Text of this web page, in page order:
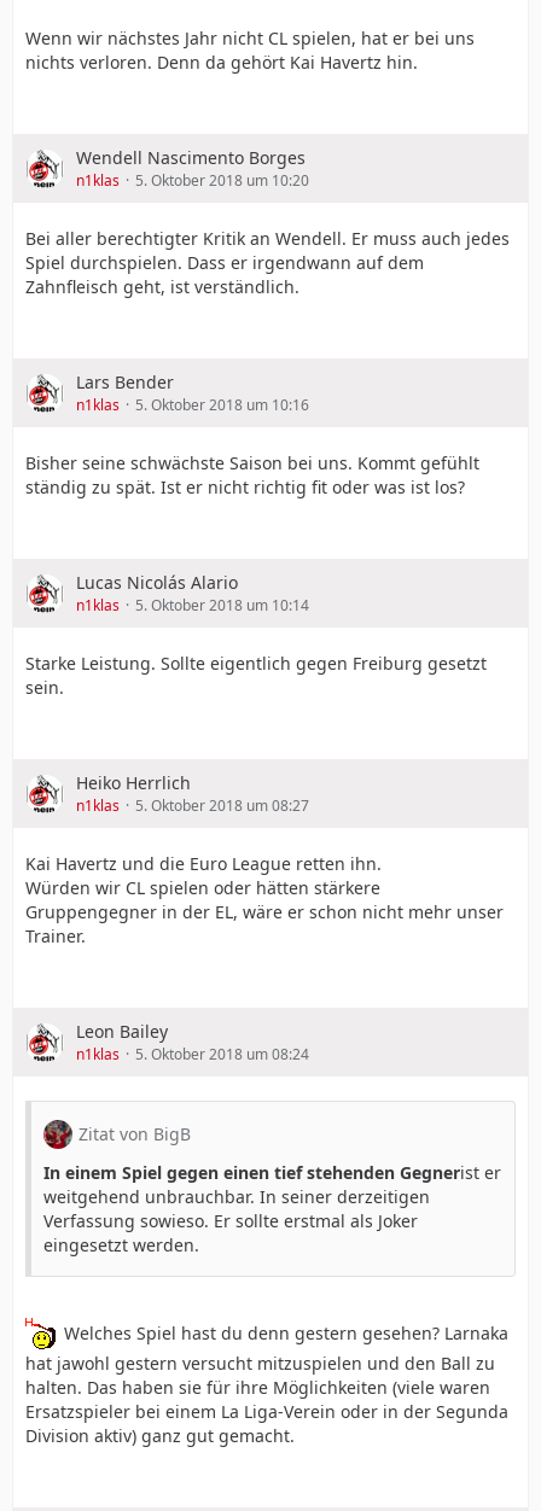
Wenn wir nächstes Jahr nicht CL spielen, hat er bei uns
nichts verloren. Denn da gehört Kai Havertz hin.
Wendell Nascimento Borges
n1klas 5. Oktober 2018 um 10:20
Bei aller berechtigter Kritik an Wendell. Er muss auch jedes
Spiel durchspielen. Dass er irgendwann auf dem
Zahnfleisch geht, ist verständlich.
Lars Bender
n1klas 5. Oktober 2018 um 10:16
Bisher seine schwächste Saison bei uns. Kommt gefühlt
ständig zu spät. Ist er nicht richtig fit oder was ist los?
Lucas Nicolás Alario
n1klas 5. Oktober 2018 um 10:14
Starke Leistung. Sollte eigentlich gegen Freiburg gesetzt
sein.
Heiko Herrlich
n1klas 5. Oktober 2018 um 08:27
Kai Havertz und die Euro League retten ihn.
Würden wir CL spielen oder hätten stärkere
Gruppengegner in der EL, wäre er schon nicht mehr unser
Trainer.
Leon Bailey
n1klas 5. Oktober 2018 um 08:24
Zitat von BigB
In einem Spiel gegen einen tief stehenden Gegnerist er
weitgehend unbrauchbar. In seiner derzeitigen
Verfassung sowieso. Er sollte erstmal als Joker
eingesetzt werden.
Welches Spiel hast du denn gestern gesehen? Larnaka
hat jawohl gestern versucht mitzuspielen und den Ball zu
halten. Das haben sie für ihre Möglichkeiten (viele waren
Ersatzspieler bei einem La Liga-Verein oder in der Segunda
Division aktiv) ganz gut gemacht.